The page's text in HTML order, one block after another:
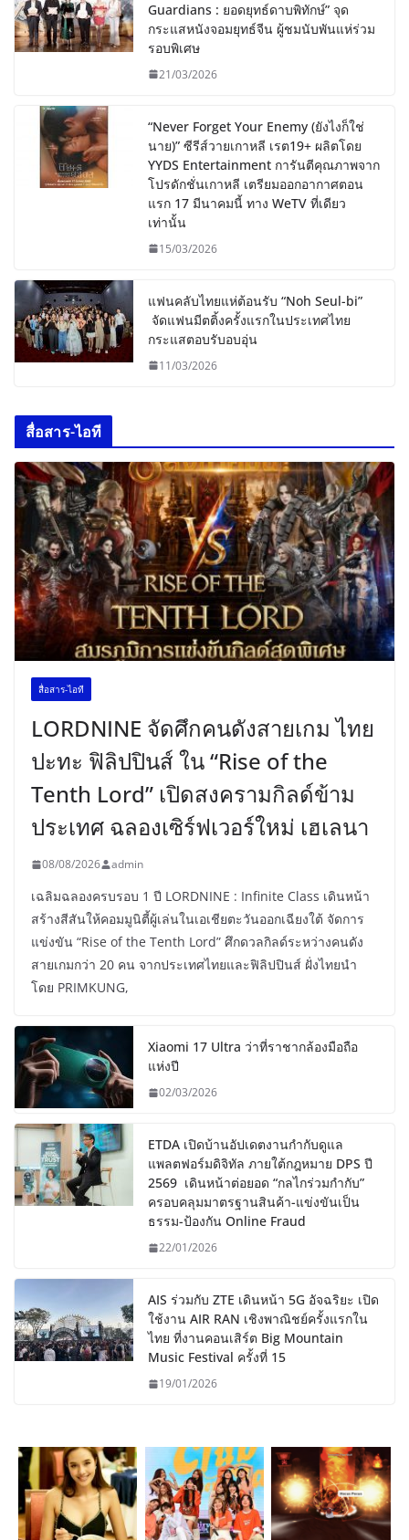
Guardians : ยอดยุทธ์ดาบพิทักษ์” จุด
กระแสหนังจอมยุทธ์จีน ผู้ชมนับพันแห่ร่วม
รอบพิเศษ
21/03/2026
“Never Forget Your Enemy (ยังไงก็ใช่
นาย)” ซีรีส์วายเกาหลี เรต19+ ผลิตโดย
YYDS Entertainment การันตีคุณภาพจาก
โปรดักชั่นเกาหลี เตรียมออกอากาศตอน
แรก 17 มีนาคมนี้ ทาง WeTV ที่เดียว
เท่านั้น
15/03/2026
แฟนคลับไทยแห่ต้อนรับ “Noh Seul-bi”
จัดแฟนมีตติ้งครั้งแรกในประเทศไทย
กระแสตอบรับอบอุ่น
11/03/2026
สื่อสาร-ไอที
สื่อสาร-ไอที
LORDNINE จัดศึกคนดังสายเกม ไทย
ปะทะ ฟิลิปปินส์ ใน “Rise of the
Tenth Lord” เปิดสงครามกิลด์ข้าม
ประเทศ ฉลองเซิร์ฟเวอร์ใหม่ เฮเลนา
08/08/2026 admin
เฉลิมฉลองครบรอบ 1 ปี LORDNINE : Infinite Class เดินหน้า
สร้างสีสันให้คอมมูนิตี้ผู้เล่นในเอเชียตะวันออกเฉียงใต้ จัดการ
แข่งขัน “Rise of the Tenth Lord” ศึกดวลกิลด์ระหว่างคนดัง
สายเกมกว่า 20 คน จากประเทศไทยและฟิลิปปินส์ ฝั่งไทยนำ
โดย PRIMKUNG,
Xiaomi 17 Ultra ว่าที่ราชากล้องมือถือ
แห่งปี
02/03/2026
ETDA เปิดบ้านอัปเดตงานกำกับดูแล
แพลตฟอร์มดิจิทัล ภายใต้กฎหมาย DPS ปี
2569 เดินหน้าต่อยอด “กลไกร่วมกำกับ”
ครอบคลุมมาตรฐานสินค้า-แข่งขันเป็น
ธรรม-ป้องกัน Online Fraud
22/01/2026
AIS ร่วมกับ ZTE เดินหน้า 5G อัจฉริยะ เปิด
ใช้งาน AIR RAN เชิงพาณิชย์ครั้งแรกใน
ไทย ที่งานคอนเสิร์ต Big Mountain
Music Festival ครั้งที่ 15
19/01/2026